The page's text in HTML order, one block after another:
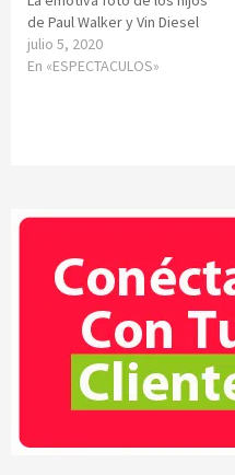
de Paul Walker y Vin Diesel
julio 5, 2020
En «ESPECTACULOS»